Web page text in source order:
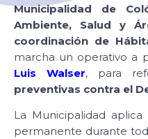
Municipalidad de
Ambiente, Salud y
coordinación de
marcha un operativo a
Luis Walser, para
preventivas contra el
La Municipalidad
permanente durante